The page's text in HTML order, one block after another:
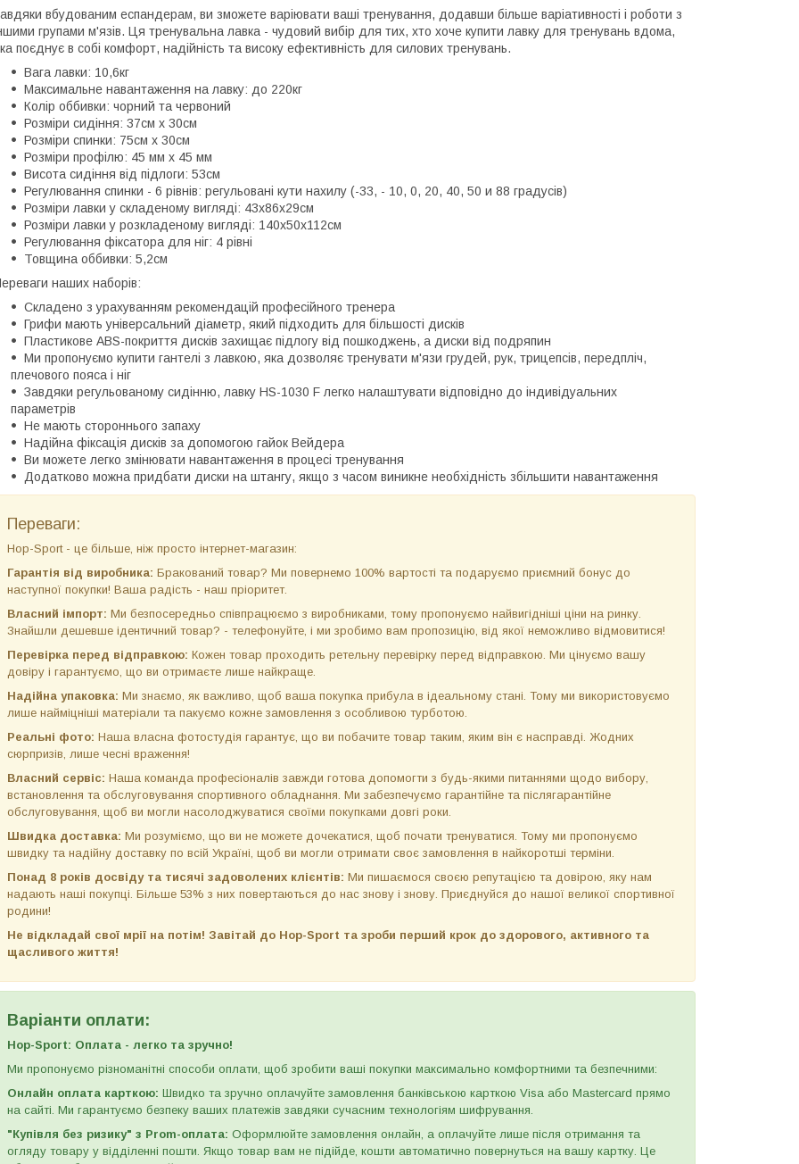
вбудованим еспандерам, ви зможете варіювати ваші тренування, додавши більше варіативності і роботи з
групами м'язів. Ця тренувальна лавка - чудовий вибір для тих, хто хоче купити лавку для тренувань вдома,
поєднує в собі комфорт, надійність та високу ефективність для силових тренувань.
Вага лавки: 10,6кг
Максимальне навантаження на лавку: до 220кг
Колір оббивки: чорний та червоний
Розміри сидіння: 37см x 30см
Розміри спинки: 75см x 30см
Розміри профілю: 45 мм x 45 мм
Висота сидіння від підлоги: 53см
Регулювання спинки - 6 рівнів: регульовані кути нахилу (-33, - 10, 0, 20, 40, 50 и 88 градусів)
Розміри лавки у складеному вигляді: 43х86х29см
Розміри лавки у розкладеному вигляді: 140х50х112см
Регулювання фіксатора для ніг: 4 рівні
Товщина оббивки: 5,2см
наших наборів:
Складено з урахуванням рекомендацій професійного тренера
Грифи мають універсальний діаметр, який підходить для більшості дисків
Пластикове ABS-покриття дисків захищає підлогу від пошкоджень, а диски від подряпин
Ми пропонуємо купити гантелі з лавкою, яка дозволяє тренувати м'язи грудей, рук, трицепсів, передпліч,
плечового пояса і ніг
Завдяки регульованому сидінню, лавку HS-1030 F легко налаштувати відповідно до індивідуальних
параметрів
Не мають стороннього запаху
Надійна фіксація дисків за допомогою гайок Вейдера
Ви можете легко змінювати навантаження в процесі тренування
Додатково можна придбати диски на штангу, якщо з часом виникне необхідність збільшити навантаження
Переваги:
Hop-Sport - це більше, ніж просто інтернет-магазин:
Гарантія від виробника: Бракований товар? Ми повернемо 100% вартості та подаруємо приємний бонус до
наступної покупки! Ваша радість - наш пріоритет.
Власний імпорт: Ми безпосередньо співпрацюємо з виробниками, тому пропонуємо найвигідніші ціни на ринку.
Знайшли дешевше ідентичний товар? - телефонуйте, і ми зробимо вам пропозицію, від якої неможливо відмовитися!
Перевірка перед відправкою: Кожен товар проходить ретельну перевірку перед відправкою. Ми цінуємо вашу
довіру і гарантуємо, що ви отримаєте лише найкраще.
Надійна упаковка: Ми знаємо, як важливо, щоб ваша покупка прибула в ідеальному стані. Тому ми використовуємо
лише найміцніші матеріали та пакуємо кожне замовлення з особливою турботою.
Реальні фото: Наша власна фотостудія гарантує, що ви побачите товар таким, яким він є насправді. Жодних
сюрпризів, лише чесні враження!
Власний сервіс: Наша команда професіоналів завжди готова допомогти з будь-якими питаннями щодо вибору,
встановлення та обслуговування спортивного обладнання. Ми забезпечуємо гарантійне та післягарантійне
обслуговування, щоб ви могли насолоджуватися своїми покупками довгі роки.
Швидка доставка: Ми розуміємо, що ви не можете дочекатися, щоб почати тренуватися. Тому ми пропонуємо
швидку та надійну доставку по всій Україні, щоб ви могли отримати своє замовлення в найкоротші терміни.
Понад 8 років досвіду та тисячі задоволених клієнтів: Ми пишаємося своєю репутацією та довірою, яку нам
надають наші покупці. Більше 53% з них повертаються до нас знову і знову. Приєднуйся до нашої великої спортивної
родини!
Не відкладай свої мрії на потім! Завітай до Hop-Sport та зроби перший крок до здорового, активного та
щасливого життя!
Варіанти оплати:
Hop-Sport: Оплата - легко та зручно!
Ми пропонуємо різноманітні способи оплати, щоб зробити ваші покупки максимально комфортними та безпечними:
Онлайн оплата карткою: Швидко та зручно оплачуйте замовлення банківською карткою Visa або Mastercard прямо
на сайті. Ми гарантуємо безпеку ваших платежів завдяки сучасним технологіям шифрування.
"Купівля без ризику" з Prom-оплата: Оформлюйте замовлення онлайн, а оплачуйте лише після отримання та
огляду товару у відділенні пошти. Якщо товар вам не підійде, кошти автоматично повернуться на вашу картку. Це